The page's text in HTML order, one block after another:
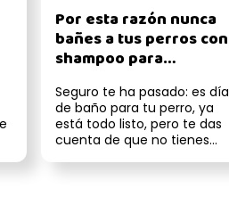
Por esta razón nunca
bañes a tus perros con
shampoo para
Seguro te ha pasado: es día
de baño para tu perro, ya
está todo listo, pero te das
cuenta de que no tienes